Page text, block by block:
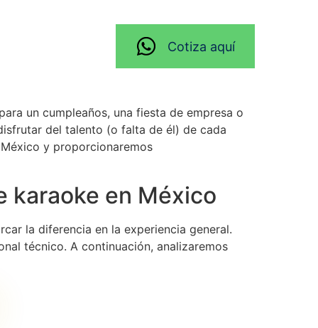
Cotiza aquí
un cumpleaños, una fiesta de empresa o
del talento (o falta de él) de cada
y proporcionaremos
karaoke en México
la diferencia en la experiencia general.
técnico. A continuación, analizaremos